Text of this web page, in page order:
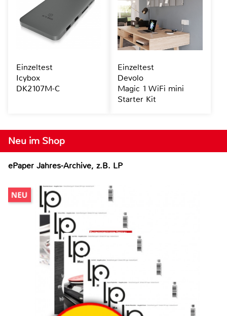
Neu im Shop
ePaper Jahres-Archive, z.B. LP
Einzeltest
Icybox
DK2107M-C
Einzeltest
Devolo
Magic 1 WiFi mini
Starter Kit